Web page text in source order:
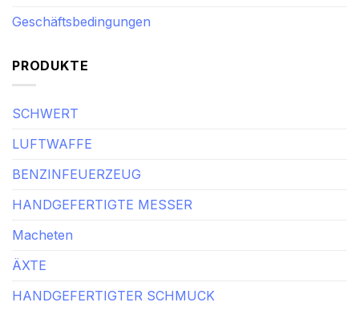
Geschäftsbedingungen
PRODUKTE
SCHWERT
LUFTWAFFE
BENZINFEUERZEUG
HANDGEFERTIGTE MESSER
Macheten
ÄXTE
HANDGEFERTIGTER SCHMUCK